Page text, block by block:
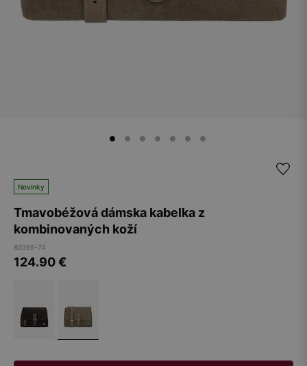
Novinky
Tmavobéžová dámska kabelka z
kombinovaných koží
80395-74
124.90€